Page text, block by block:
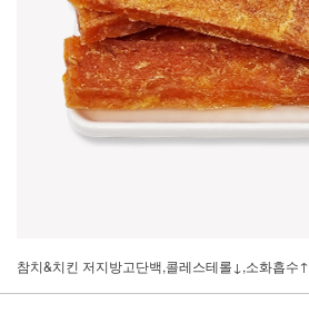
참치&치킨 저지방고단백,콜레스테롤↓,소화흡수↑